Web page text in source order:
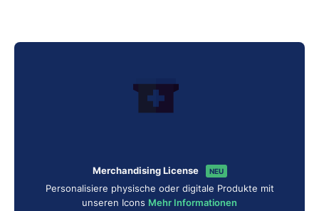
Merchandising License NEU
Personalisiere physische oder digitale Produkte mit
unseren Icons Mehr Informationen